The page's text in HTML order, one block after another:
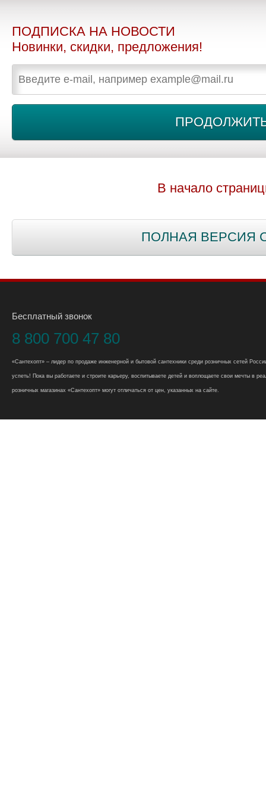
ПОДПИСКА НА НОВОСТИ
Новинки, скидки, предложения!
В начало
ПОЛНАЯ ВЕРСИЯ
Бесплатный звонок
8 800 700 47 80
«Сантехопт» – лидер по продаже инженерной и бытовой сантехники среди розничных сетей
успеть! Пока вы работаете и строите карьеру, воспитываете детей и воплощаете свои мечты в
розничных магазинах «Сантехопт» могут отличаться от цен, указанных на сайте.